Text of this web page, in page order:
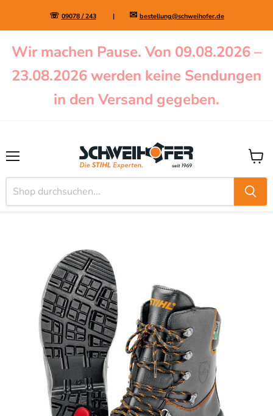
☏ 09078 / 243| ✉ bestellung@schweihofer.de
Wir machen Pause. Von 09.08.2026 –
23.08.2026 werden keine Sendungen
in den Versand gegeben.